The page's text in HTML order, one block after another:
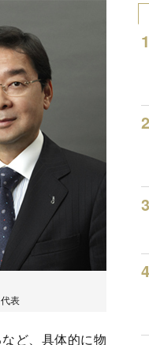
表
ど、具体的に物